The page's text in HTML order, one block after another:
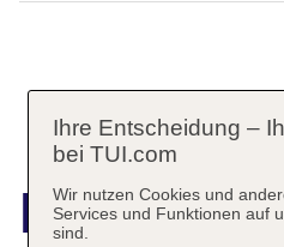
Ihre Entscheidung –
bei TUI.com
Wir nutzen Cookies und
Services und Funktionen auf
sind.